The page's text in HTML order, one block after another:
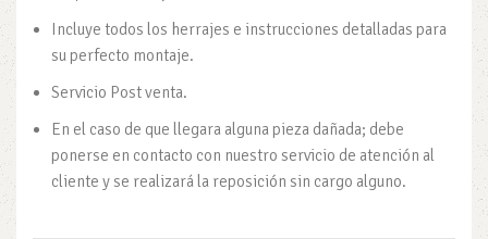
Incluye todos los herrajes e instrucciones detalladas para
su perfecto montaje.
Servicio Post venta.
En el caso de que llegara alguna pieza dañada; debe
ponerse en contacto con nuestro servicio de atención al
cliente y se realizará la reposición sin cargo alguno.